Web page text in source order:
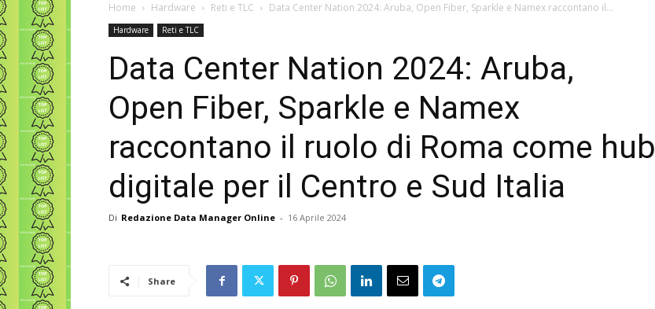
Home Hardware Reti e TLC Data Center Nation 2024: Aruba, Open Fiber, Sparkle e Namex raccontano il...
Hardware Reti e TLC
Data Center Nation 2024: Aruba,
Open Fiber, Sparkle e Namex
raccontano il ruolo di Roma come hub
digitale per il Centro e Sud Italia
Di Redazione Data Manager Online - 16 Aprile 2024
Share